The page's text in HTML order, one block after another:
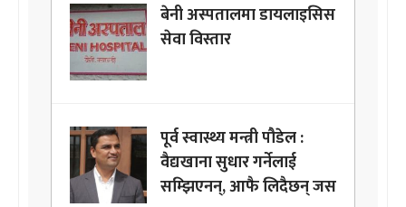
बेनी अस्पतालमा डायलाइसिस
सेवा विस्तार
पूर्व स्वास्थ्य मन्त्री पौडेल :
वैद्यखाना सुधार गर्नेलाई
सम्झिएनन्, आफै लिदैछन् जस